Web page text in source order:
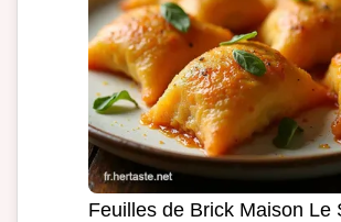
Feuilles de Brick Maison Le